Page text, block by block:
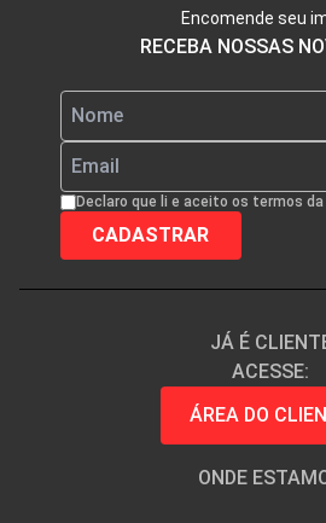
Encomende seu
RECEBA NOSSAS
Declaro que li e aceito os termos
JÁ É
ACESSE:
ÁREA DO
ONDE